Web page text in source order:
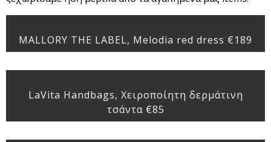
MALLORY THE LABEL, Melodia red dress €189
LaVita Handbags, Xειροποίητη δερμάτινη
τσάντα €85